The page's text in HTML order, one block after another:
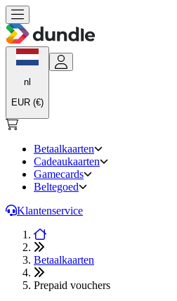
nl
EUR (€)
Betaalkaarten
Cadeaukaarten
Gamecards
Beltegoed
Klantenservice
Betaalkaarten
Prepaid vouchers